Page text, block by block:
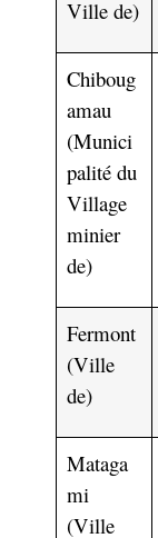
Ville de)
Chiboug
amau
(Munici
palité du
Village
minier
de)
Fermont
(Ville
de)
Mataga
mi
(Ville